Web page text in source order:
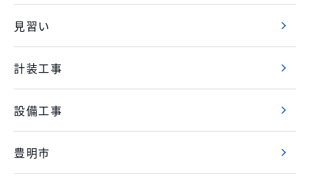
見習い
計装工事
設備工事
豊明市